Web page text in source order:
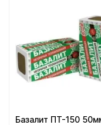
Базалит ПТ-150